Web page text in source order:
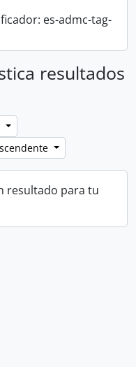
es-admc-tag-
resultados
resultado para tu